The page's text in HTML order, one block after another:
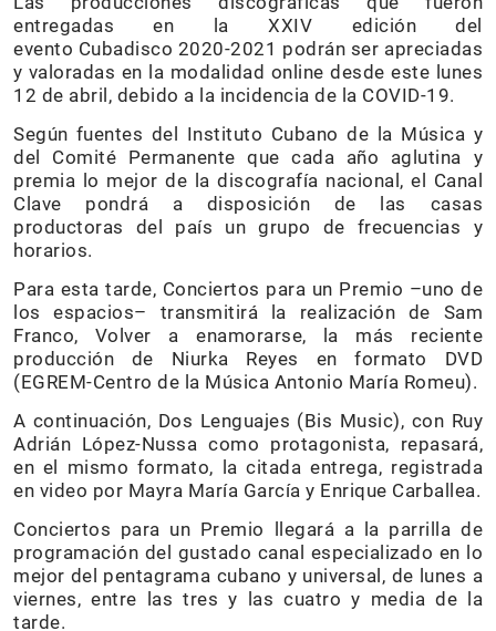
entregadas en la XXIV edición del
evento Cubadisco 2020-2021 podrán ser apreciadas
y valoradas en la modalidad online desde este lunes
12 de abril, debido a la incidencia de la COVID-19.
Según fuentes del Instituto Cubano de la Música y
del Comité Permanente que cada año aglutina y
premia lo mejor de la discografía nacional, el Canal
Clave pondrá a disposición de las casas
productoras del país un grupo de frecuencias y
horarios.
Para esta tarde, Conciertos para un Premio –uno de
los espacios– transmitirá la realización de Sam
Franco, Volver a enamorarse, la más reciente
producción de Niurka Reyes en formato DVD
(EGREM-Centro de la Música Antonio María Romeu).
A continuación, Dos Lenguajes (Bis Music), con Ruy
Adrián López-Nussa como protagonista, repasará,
en el mismo formato, la citada entrega, registrada
en video por Mayra María García y Enrique Carballea.
Conciertos para un Premio llegará a la parrilla de
programación del gustado canal especializado en lo
mejor del pentagrama cubano y universal, de lunes a
viernes, entre las tres y las cuatro y media de la
tarde.